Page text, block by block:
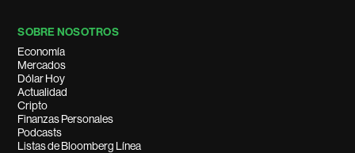
SOBRE NOSOTROS
Economía
Mercados
Dólar Hoy
Actualidad
Cripto
Finanzas Personales
Podcasts
Listas de Bloomberg Línea